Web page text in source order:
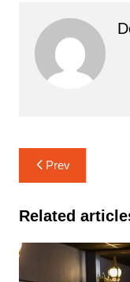
Post
navigation
Prev
Related